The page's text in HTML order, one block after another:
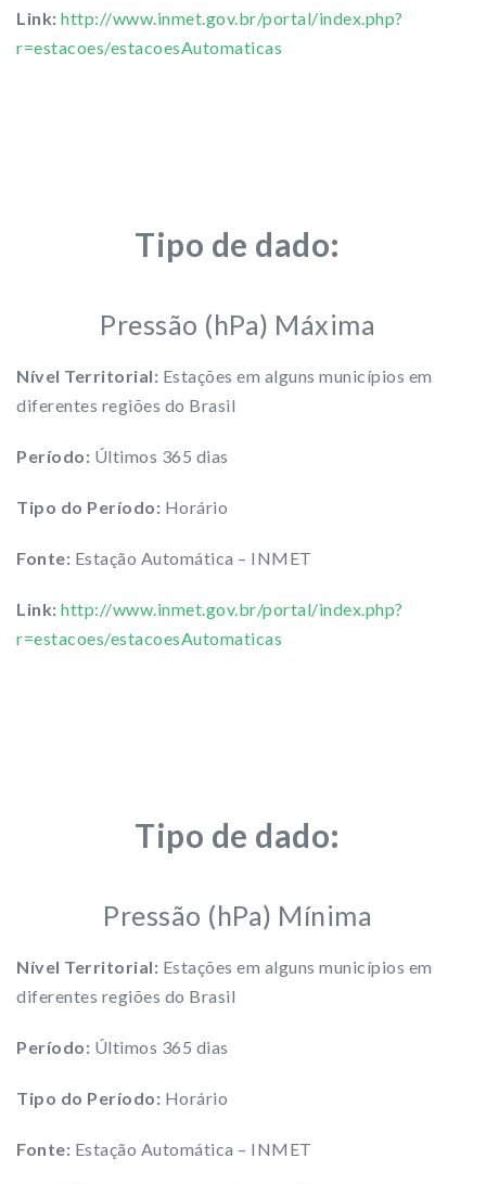
Link: http://www.inmet.gov.br/portal/index.php?
r=estacoes/estacoesAutomaticas
Tipo de dado:
Pressão (hPa) Máxima
Nível Territorial: Estações em alguns municípios em
diferentes regiões do Brasil
Período: Últimos 365 dias
Tipo do Período: Horário
Fonte: Estação Automática – INMET
Link: http://www.inmet.gov.br/portal/index.php?
r=estacoes/estacoesAutomaticas
Tipo de dado:
Pressão (hPa) Mínima
Nível Territorial: Estações em alguns municípios em
diferentes regiões do Brasil
Período: Últimos 365 dias
Tipo do Período: Horário
Fonte: Estação Automática – INMET